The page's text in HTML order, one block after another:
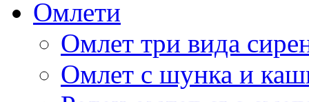
Омлети
Омлет три вида
Омлет с шунка и